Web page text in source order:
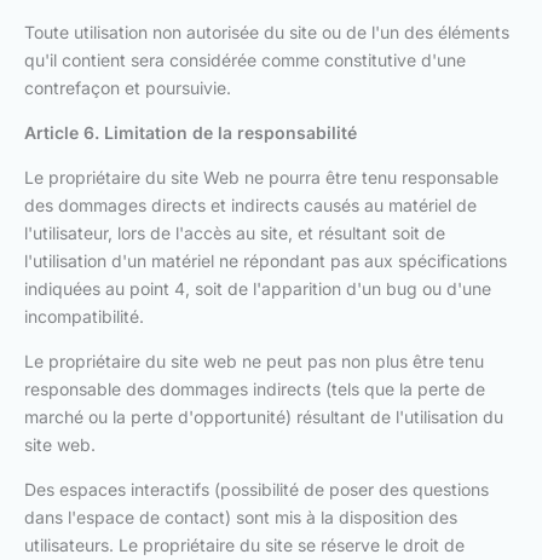
Toute utilisation non autorisée du site ou de l'un des éléments
qu'il contient sera considérée comme constitutive d'une
contrefaçon et poursuivie.
Article 6. Limitation de la responsabilité
Le propriétaire du site Web ne pourra être tenu responsable
des dommages directs et indirects causés au matériel de
l'utilisateur, lors de l'accès au site, et résultant soit de
l'utilisation d'un matériel ne répondant pas aux spécifications
indiquées au point 4, soit de l'apparition d'un bug ou d'une
incompatibilité.
Le propriétaire du site web ne peut pas non plus être tenu
responsable des dommages indirects (tels que la perte de
marché ou la perte d'opportunité) résultant de l'utilisation du
site web.
Des espaces interactifs (possibilité de poser des questions
dans l'espace de contact) sont mis à la disposition des
utilisateurs. Le propriétaire du site se réserve le droit de